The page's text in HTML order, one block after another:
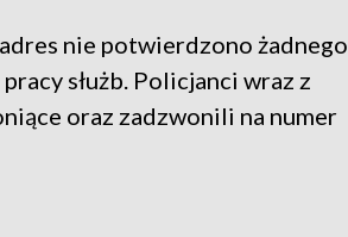
nie potwierdzono żadnego
służb. Policjanci wraz z
oraz zadzwonili na numer